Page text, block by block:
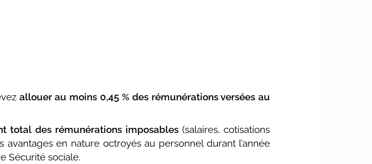
allouer au moins 0,45 % des rémunérations versées au
total des rémunérations imposables(salaires, cotisations
en nature octroyés au personnel durant l’année
Sécurité sociale.